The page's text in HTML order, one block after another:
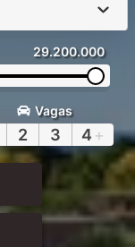
29.200.000
Vagas
2 3 4 +